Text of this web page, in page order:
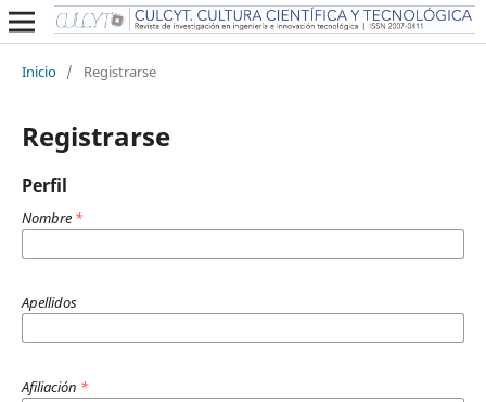
Inicio / Registrarse
Registrarse
Perfil
Nombre *
Apellidos
Afiliación *